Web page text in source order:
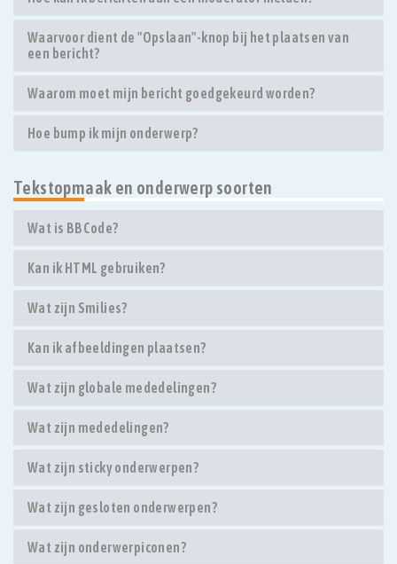
Waarvoor dient de "Opslaan"-knop bij het plaatsen van
een bericht?
Waarom moet mijn bericht goedgekeurd worden?
Hoe bump ik mijn onderwerp?
Tekstopmaak en onderwerp soorten
Wat is BBCode?
Kan ik HTML gebruiken?
Wat zijn Smilies?
Kan ik afbeeldingen plaatsen?
Wat zijn globale mededelingen?
Wat zijn mededelingen?
Wat zijn sticky onderwerpen?
Wat zijn gesloten onderwerpen?
Wat zijn onderwerpiconen?